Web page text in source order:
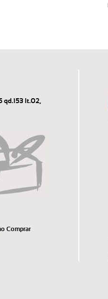
qd.153 lt.02,
Comprar